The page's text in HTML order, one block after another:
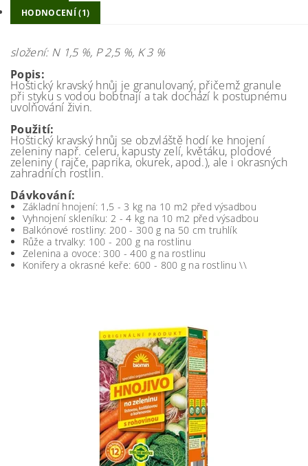
HODNOCENÍ (1)
složení: N 1,5 %, P 2,5 %, K 3 %
Popis:
Hoštický kravský hnůj je granulovaný, přičemž granule
při styku s vodou bobtnají a tak dochází k postupnému
uvolňování živin.
Použití:
Hoštický kravský hnůj se obzvláště hodí ke hnojení
zeleniny např. celeru, kapusty zelí, květáku, plodové
zeleniny ( rajče, paprika, okurek, apod.), ale i okrasných
zahradních rostlin.
Dávkování:
Základní hnojení: 1,5 - 3 kg na 10 m2 před výsadbou
Vyhnojení skleníku: 2 - 4 kg na 10 m2 před výsadbou
Balkónové rostliny: 200 - 300 g na 50 cm truhlík
Růže a trvalky: 100 - 200 g na rostlinu
Zelenina a ovoce: 300 - 400 g na rostlinu
Konifery a okrasné keře: 600 - 800 g na rostlinu \\